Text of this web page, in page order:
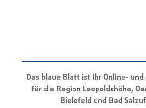
Das blaue Blatt ist Ihr Online-
für die Region Leopoldshöhe,
Bielefeld und Bad